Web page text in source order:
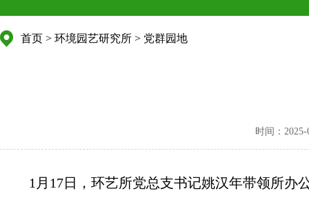
首页 > 环境园艺研究所 > 党群园地
时间：2025-
1月17日，环艺所党总支书记姚汉年带领所